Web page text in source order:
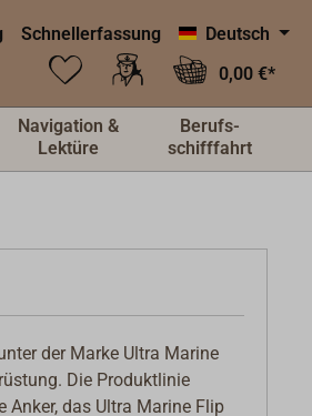
Schnellerfassung
Deutsch
0,00 €*
Navigation &
Lektüre
Berufs-
schifffahrt
der Marke Ultra Marine
Die Produktlinie
Anker, das Ultra Marine Flip